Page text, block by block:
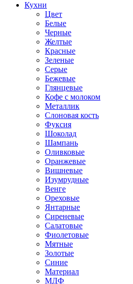
Кухни
Цвет
Белые
Черные
Желтые
Красные
Зеленые
Серые
Бежевые
Глянцевые
Кофе с молоком
Металлик
Слоновая кость
Фуксия
Шоколад
Шампань
Оливковые
Оранжевые
Вишневые
Изумрудные
Венге
Ореховые
Янтарные
Сиреневые
Салатовые
Фиолетовые
Мятные
Золотые
Синие
Материал
МДФ